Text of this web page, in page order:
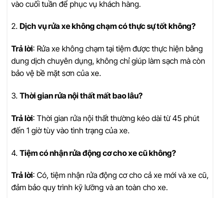
vào cuối tuần để phục vụ khách hàng.
2. Dịch vụ rửa xe không chạm có thực sự tốt không?
Trả lời: Rửa xe không chạm tại tiệm được thực hiện bằng
dung dịch chuyên dụng, không chỉ giúp làm sạch mà còn
bảo vệ bề mặt sơn của xe.
3. Thời gian rửa nội thất mất bao lâu?
Trả lời: Thời gian rửa nội thất thường kéo dài từ 45 phút
đến 1 giờ tùy vào tình trạng của xe.
4. Tiệm có nhận rửa động cơ cho xe cũ không?
Trả lời: Có, tiệm nhận rửa động cơ cho cả xe mới và xe cũ,
đảm bảo quy trình kỹ lưỡng và an toàn cho xe.